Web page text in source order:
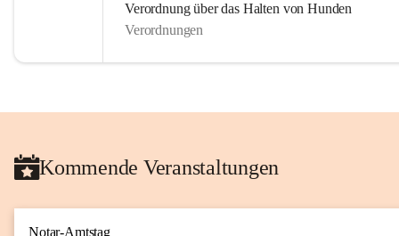
Verordnung über das Halten von Hunden
Verordnungen
Kommende Veranstaltungen
Notar-Amtstag